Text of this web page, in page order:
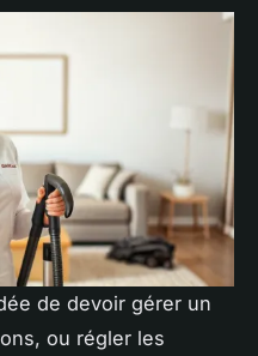
de devoir gérer un
ou régler les